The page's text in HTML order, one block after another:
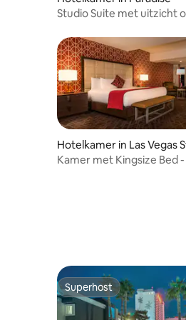
Studio Suite met uitzicht
Hotelkamer in Las Vegas
p
Kamer met Kingsize Bed -
Superhost
Superhost